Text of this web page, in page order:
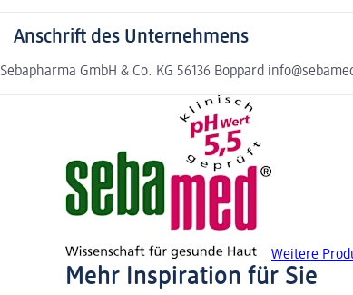
Anschrift des Unternehmens
Sebapharma GmbH & Co. KG 56136 Boppard
Weitere
Mehr Inspiration für Sie